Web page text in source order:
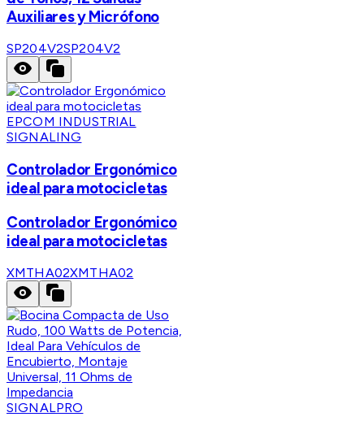
Auxiliares y Micrófono
SP204V2SP204V2
EPCOM INDUSTRIAL
SIGNALING
Controlador Ergonómico
ideal para motocicletas
Controlador Ergonómico
ideal para motocicletas
XMTHA02XMTHA02
SIGNALPRO